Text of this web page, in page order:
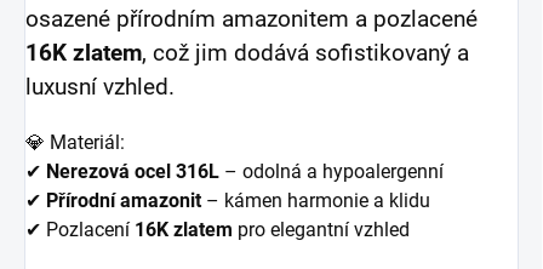
osazené přírodním amazonitem a pozlacené
16K zlatem, což jim dodává sofistikovaný a
luxusní vzhled.
💎 Materiál:
✔ Nerezová ocel 316L – odolná a hypoalergenní
✔ Přírodní amazonit– kámen harmonie a klidu
✔ Pozlacení 16K zlatem pro elegantní vzhled